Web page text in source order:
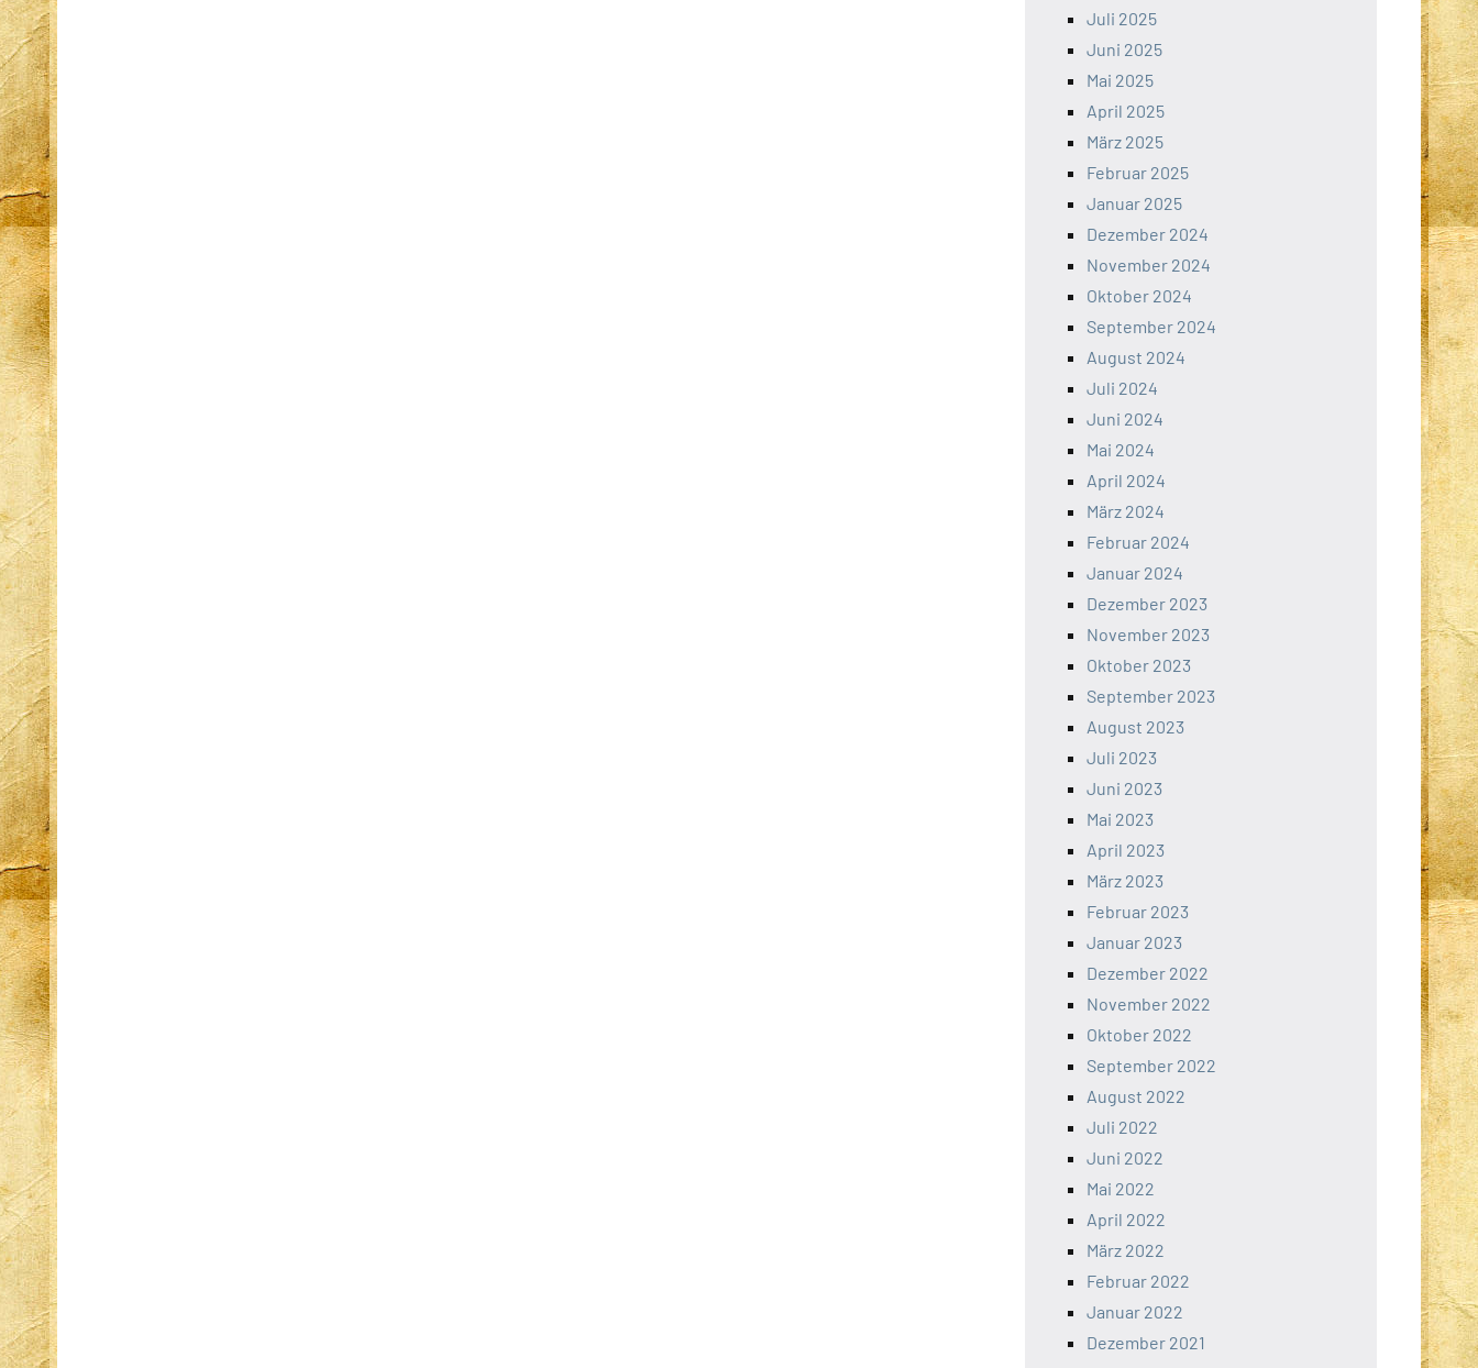
Juli 2025
Juni 2025
Mai 2025
April 2025
März 2025
Februar 2025
Januar 2025
Dezember 2024
November 2024
Oktober 2024
September 2024
August 2024
Juli 2024
Juni 2024
Mai 2024
April 2024
März 2024
Februar 2024
Januar 2024
Dezember 2023
November 2023
Oktober 2023
September 2023
August 2023
Juli 2023
Juni 2023
Mai 2023
April 2023
März 2023
Februar 2023
Januar 2023
Dezember 2022
November 2022
Oktober 2022
September 2022
August 2022
Juli 2022
Juni 2022
Mai 2022
April 2022
März 2022
Februar 2022
Januar 2022
Dezember 2021